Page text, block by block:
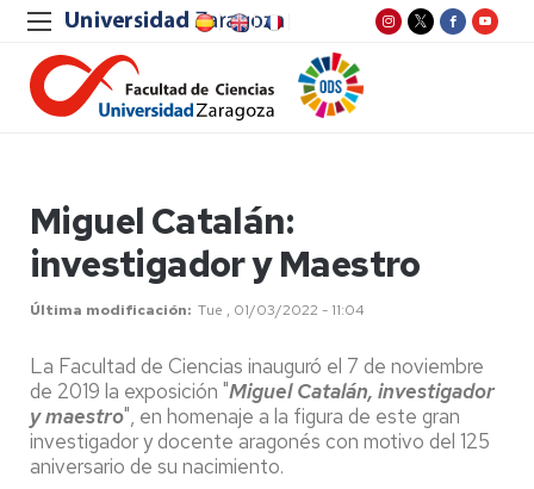
Miguel Catalán:
investigador y Maestro
Última modificación Tue , 01/03/2022 - 11:04
La Facultad de Ciencias inauguró el 7 de noviembre
de 2019 la exposición "Miguel Catalán, investigador
y maestro", en homenaje a la figura de este gran
investigador y docente aragonés con motivo del 125
aniversario de su nacimiento.